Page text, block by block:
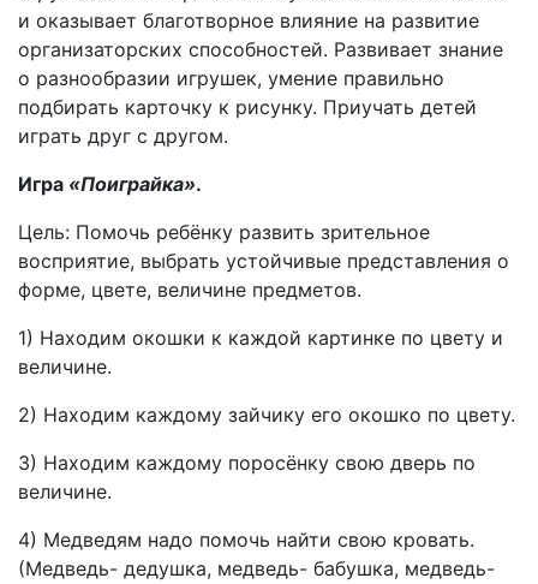
и оказывает благотворное влияние на развитие
организаторских способностей. Развивает знание
о разнообразии игрушек, умение правильно
подбирать карточку к рисунку. Приучать детей
играть друг с другом.
Игра «Поиграйка».
Цель: Помочь ребёнку развить зрительное
восприятие, выбрать устойчивые представления о
форме, цвете, величине предметов.
1) Находим окошки к каждой картинке по цвету и
величине.
2) Находим каждому зайчику его окошко по цвету.
3) Находим каждому поросёнку свою дверь по
величине.
4) Медведям надо помочь найти свою кровать.
(Медведь- дедушка, медведь- бабушка, медведь-